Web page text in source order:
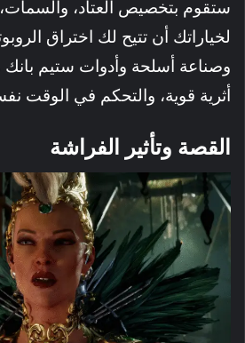
ستقوم بتخصيص العتاد،
لخياراتك أن تتيح لك اختراق
وصناعة أسلحة وأدوات ستيم
أثرية قوية، والتحكم في الوقت
القصة وتأثير الفراشة